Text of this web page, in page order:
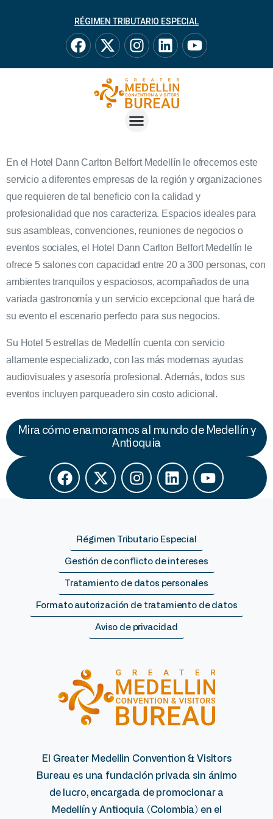
RÉGIMEN TRIBUTARIO ESPECIAL
En el Hotel Dann Carlton Belfort Medellín le ofrecemos este
servicio a diferentes empresas de la región y organizaciones
que requieren de tal beneficio con la calidad y
profesionalidad que nos caracteriza. Espacios ideales para
sus asambleas, convenciones, reuniones de negocios o
eventos sociales, el Hotel Dann Carlton Belfort Medellín le
ofrece 5 salones con capacidad entre 20 a 300 personas, con
ambientes tranquilos y espaciosos, acompañados de una
variada gastronomía y un servicio excepcional que hará de
su evento el escenario perfecto para sus negocios.
Su Hotel 5 estrellas de Medellín cuenta con servicio
altamente especializado, con las más modernas ayudas
audiovisuales y asesoría profesional. Además, todos sus
eventos incluyen parqueadero sin costo adicional.
Mira cómo enamoramos al mundo de Medellín y
Antioquia
Régimen Tributario Especial
Gestión de conflicto de intereses
Tratamiento de datos personales
Formato autorización de tratamiento de datos
Aviso de privacidad
El Greater Medellin Convention & Visitors
Bureau es una fundación privada sin ánimo
de lucro, encargada de promocionar a
Medellín y Antioquia (Colombia) en el